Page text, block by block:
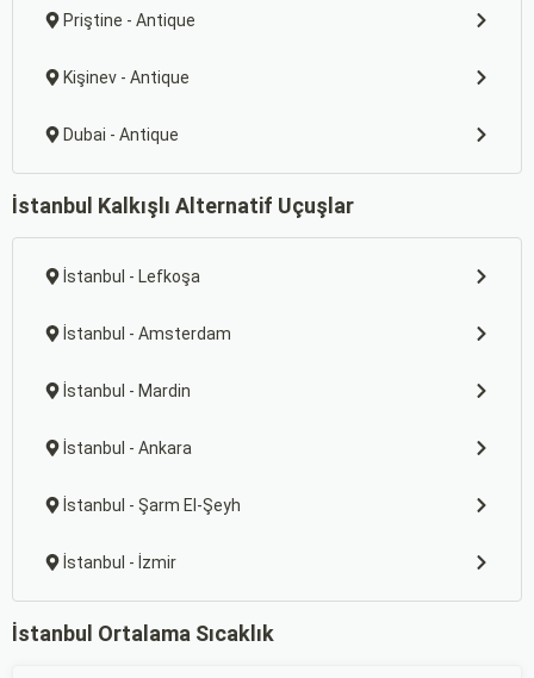
Priştine - Antique
Kişinev - Antique
Dubai - Antique
İstanbul Kalkışlı Alternatif Uçuşlar
İstanbul - Lefkoşa
İstanbul - Amsterdam
İstanbul - Mardin
İstanbul - Ankara
İstanbul - Şarm El-Şeyh
İstanbul - İzmir
İstanbul Ortalama Sıcaklık